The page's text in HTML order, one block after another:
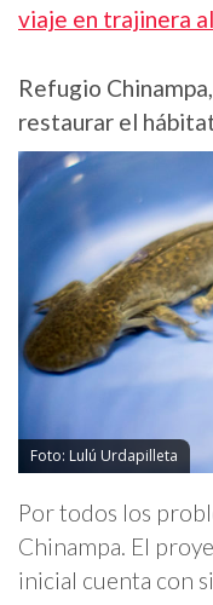
viaje en trajinera
Refugio
restaurar el
Foto: Lulú Urdapilleta
Por todos los
Chinampa. El
inicial cuenta con